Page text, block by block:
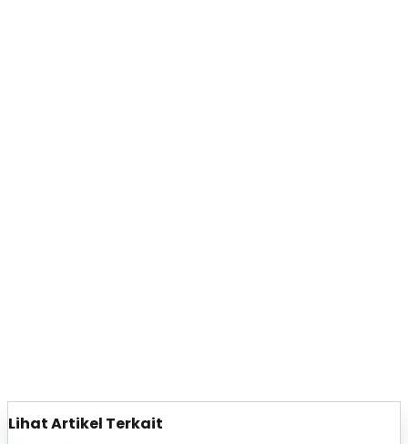
Lihat Artikel Terkait